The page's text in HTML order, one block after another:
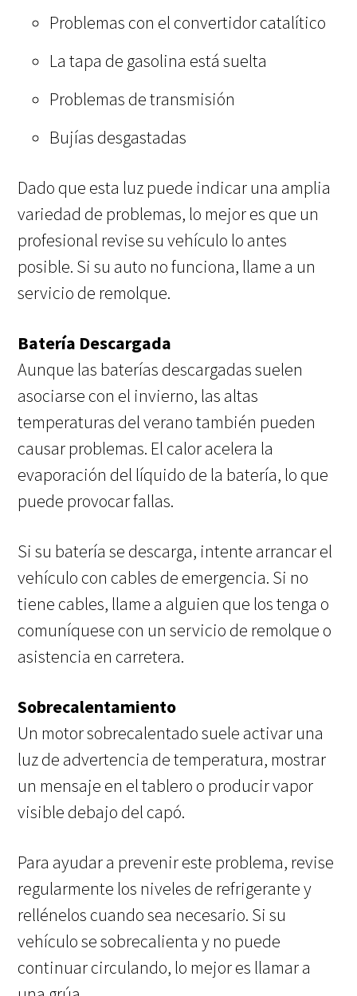
Problemas con el convertidor catalítico
La tapa de gasolina está suelta
Problemas de transmisión
Bujías desgastadas
Dado que esta luz puede indicar una amplia
variedad de problemas, lo mejor es que un
profesional revise su vehículo lo antes
posible. Si su auto no funciona, llame a un
servicio de remolque.
Batería Descargada
Aunque las baterías descargadas suelen
asociarse con el invierno, las altas
temperaturas del verano también pueden
causar problemas. El calor acelera la
evaporación del líquido de la batería, lo que
puede provocar fallas.
Si su batería se descarga, intente arrancar el
vehículo con cables de emergencia. Si no
tiene cables, llame a alguien que los tenga o
comuníquese con un servicio de remolque o
asistencia en carretera.
Sobrecalentamiento
Un motor sobrecalentado suele activar una
luz de advertencia de temperatura, mostrar
un mensaje en el tablero o producir vapor
visible debajo del capó.
Para ayudar a prevenir este problema, revise
regularmente los niveles de refrigerante y
rellénelos cuando sea necesario. Si su
vehículo se sobrecalienta y no puede
continuar circulando, lo mejor es llamar a